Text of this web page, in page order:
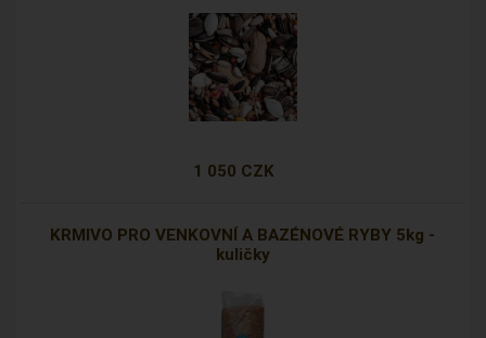
1 050 CZK
KRMIVO PRO VENKOVNÍ A BAZÉNOVÉ RYBY 5kg -
kuličky